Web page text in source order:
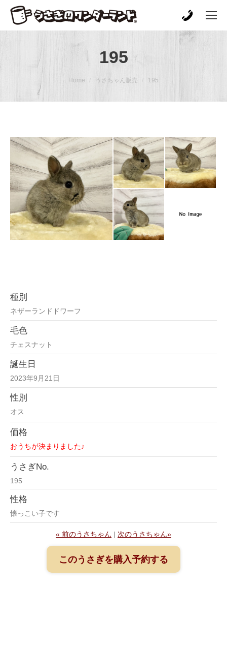
195
Home うさちゃん販売 195
種別
ネザーランドドワーフ
毛色
チェスナット
誕生日
2023年9月21日
性別
オス
価格
おうちが決まりました♪
うさぎNo.
195
性格
懐っこい子です
« 前のうさちゃん | 次のうさちゃん»
このうさぎを購入予約する